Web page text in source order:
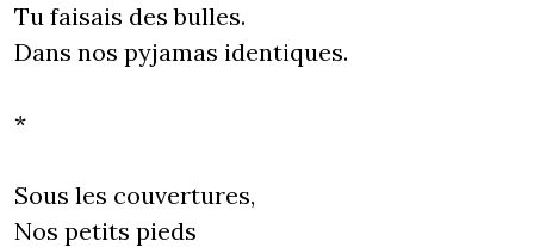
Tu faisais des bulles.
Dans nos pyjamas identiques.
*
Sous les couvertures,
Nos petits pieds